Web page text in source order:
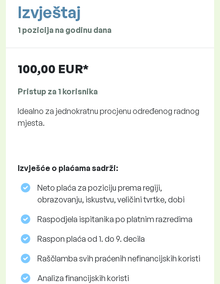
Izvještaj
1 pozicija na godinu dana
100,00 EUR*
Pristup za 1 korisnika
Idealno za jednokratnu procjenu određenog radnog
mjesta.
Izvješće o plaćama sadrži:
Neto plaća za poziciju prema regiji,
obrazovanju, iskustvu, veličini tvrtke, dobi
Raspodjela ispitanika po platnim razredima
Raspon plaća od 1. do 9. decila
Raščlamba svih praćenih nefinancijskih koristi
Analiza financijskih koristi